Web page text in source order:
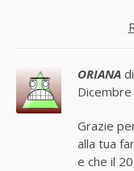
ORIANA
Grazie
alla tua
e che il